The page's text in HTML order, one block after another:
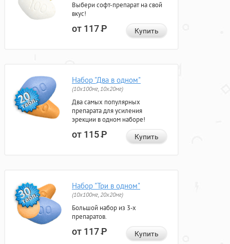
Выбери софт-препарат на свой
вкус!
от 117Р Купить
Набор "Два в одном"
(10x100мг, 10x20мг)
Два самых популярных
препарата для усиления
эрекции в одном наборе!
от 115Р Купить
Набор "Три в одном"
(10x100мг, 20x20мг)
Большой набор из 3-х
препаратов.
от 117Р Купить